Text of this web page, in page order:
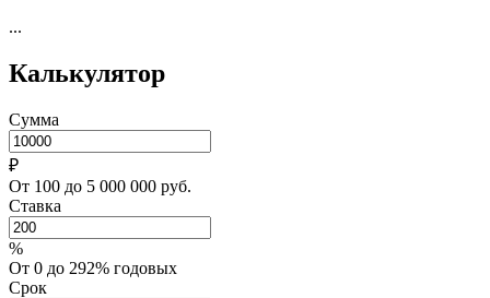
...
Калькулятор
Сумма
₽
От 100 до 5 000 000 руб.
Ставка
%
От 0 до 292% годовых
Срок